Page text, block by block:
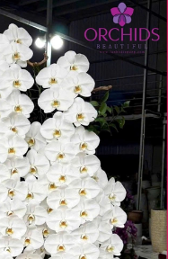
hồ điệp đẹp và
từ nhiều cây hoa